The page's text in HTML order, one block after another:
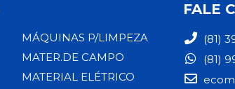
MÁQUINAS P/LIMPEZA
MATER.DE CAMPO
MATERIAL ELÉTRICO
FALE
(81)
(81)